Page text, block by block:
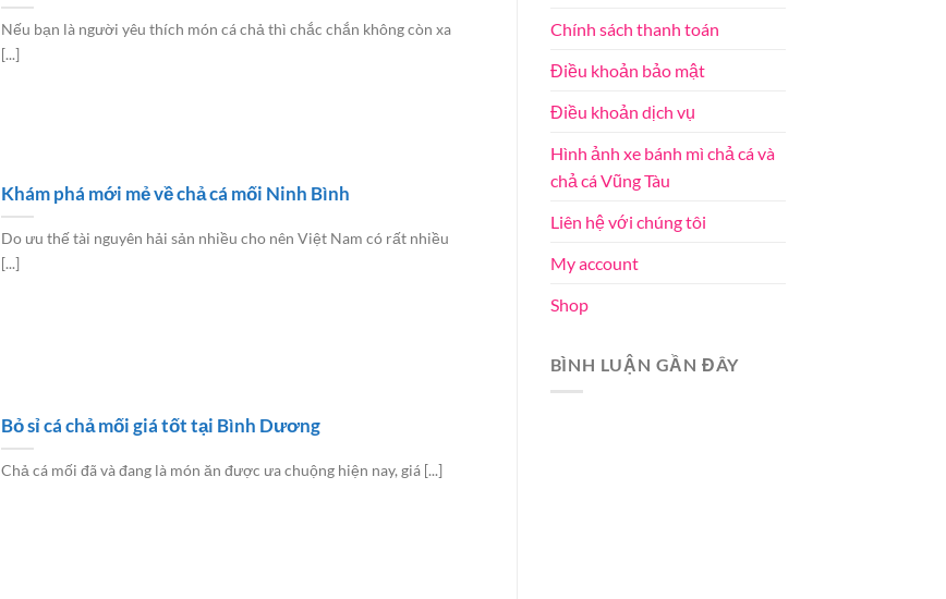
Nếu bạn là người yêu thích món cá chả thì chắc chắn không còn xa
[...]
Khám phá mới mẻ về chả cá mối Ninh Bình
Do ưu thế tài nguyên hải sản nhiều cho nên Việt Nam có rất nhiều
[...]
Bỏ sỉ cá chả mối giá tốt tại Bình Dương
Chả cá mối đã và đang là món ăn được ưa chuộng hiện nay, giá [...]
Chính sách thanh toán
Điều khoản bảo mật
Điều khoản dịch vụ
Hình ảnh xe bánh mì chả cá và
chả cá Vũng Tàu
Liên hệ với chúng tôi
My account
Shop
BÌNH LUẬN GẦN ĐÂY